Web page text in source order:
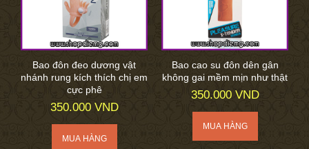
Bao đôn đeo dương vật
nhánh rung kích thích chị em
cực phê
350.000 VND
Bao cao su đôn dên gân
không gai mềm mịn như thật
350.000 VND